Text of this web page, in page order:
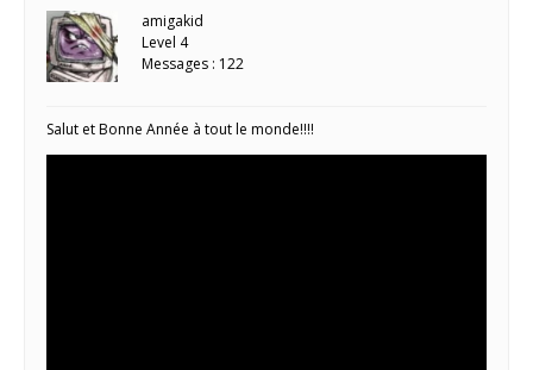
amigakid
Level 4
Messages : 122
Salut et Bonne Année à tout le monde!!!!